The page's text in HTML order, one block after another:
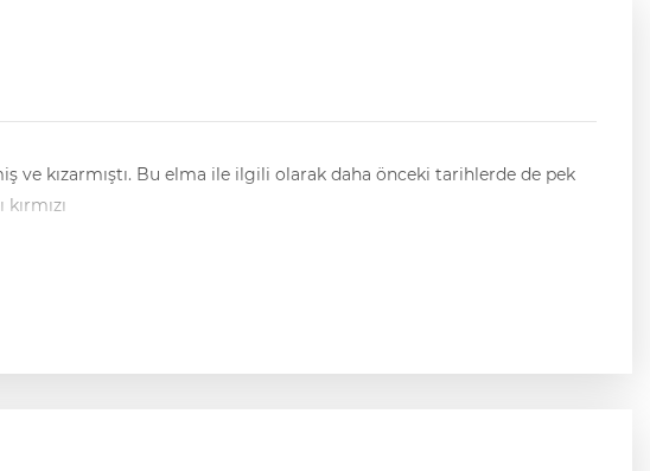
ve kızarmıştı. Bu elma ile ilgili olarak daha önceki tarihlerde de pek
kırmızı